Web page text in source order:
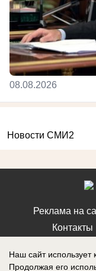
08.08.2026
Новости СМИ2
Реклама на
Контакты
Наш сайт использует
Продолжая его